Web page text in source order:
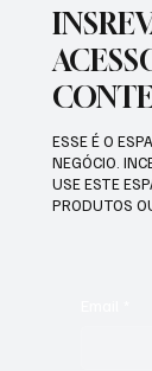
ESSE É O
NEGÓCIO.
USE ESTE
PRODUTOS